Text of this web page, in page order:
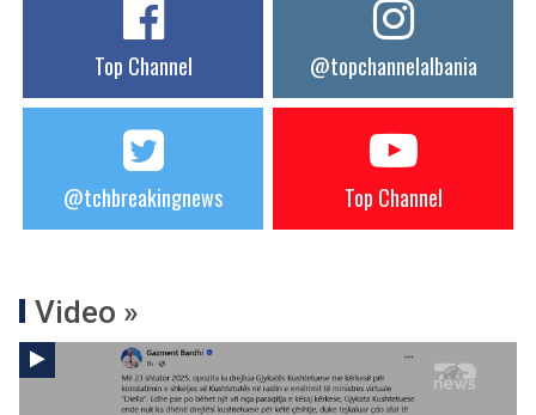
Top Channel @topchannelalbania
@tchbreakingnews Top Channel
Video »